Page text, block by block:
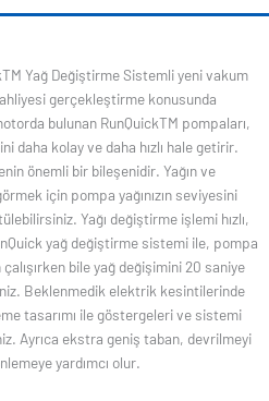
Yağ Değiştirme Sistemli yeni vakum
gerçekleştirme konusunda
bulunan RunQuickTM pompaları,
daha kolay ve daha hızlı hale getirir.
önemli bir bileşenidir. Yağın ve
için pompa yağınızın seviyesini
Yağı değiştirme işlemi hızlı,
yağ değiştirme sistemi ile, pompa
bile yağ değişimini 20 saniye
Beklenmedik elektrik kesintilerinde
tasarımı ile göstergeleri ve sistemi
Ayrıca ekstra geniş taban, devrilmeyi
yardımcı olur.